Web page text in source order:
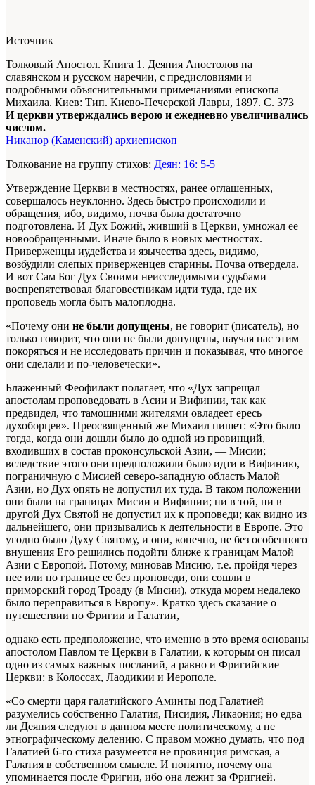
Источник
Толковый Апостол. Книга 1. Деяния Апостолов на
славянском и русском наречии, с предисловиями и
подробными объяснительными примечаниями епископа
Михаила. Киев: Тип. Киево-Печерской Лавры, 1897. С. 373
И церкви утверждались верою и ежедневно увеличивались
числом.
Никанор (Каменский) архиепископ
Толкование на группу стихов: Деян: 16: 5-5
Утверждение Церкви в местностях, ранее оглашенных,
совершалось неуклонно. Здесь быстро происходили и
обращения, ибо, видимо, почва была достаточно
подготовлена. И Дух Божий, живший в Церкви, умножал ее
новообращенными. Иначе было в новых местностях.
Приверженцы иудейства и язычества здесь, видимо,
возбудили слепых приверженцев старины. Почва отвердела.
И вот Сам Бог Дух Своими неисследимыми судьбами
воспрепятствовал благовестникам идти туда, где их
проповедь могла быть малоплодна.
«Почему они не были допущены, не говорит (писатель), но
только говорит, что они не были допущены, научая нас этим
покоряться и не исследовать причин и показывая, что многое
они сделали и по-человечески».
Блаженный Феофилакт полагает, что «Дух запрещал
апостолам проповедовать в Асии и Вифинии, так как
предвидел, что тамошними жителями овладеет ересь
духоборцев». Преосвященный же Михаил пишет: «Это было
тогда, когда они дошли было до одной из провинций,
входивших в состав проконсульской Азии, — Мисии;
вследствие этого они предположили было идти в Вифинию,
пограничную с Мисией северо-западную область Малой
Азии, но Дух опять не допустил их туда. В таком положении
они были на границах Мисии и Вифинии; ни в той, ни в
другой Дух Святой не допустил их к проповеди; как видно из
дальнейшего, они призывались к деятельности в Европе. Это
угодно было Духу Святому, и они, конечно, не без особенного
внушения Его решились подойти ближе к границам Малой
Азии с Европой. Потому, миновав Мисию, т.е. пройдя через
нее или по границе ее без проповеди, они сошли в
приморский город Троаду (в Мисии), откуда морем недалеко
было переправиться в Европу». Кратко здесь сказание о
путешествии по Фригии и Галатии,
однако есть предположение, что именно в это время основаны
апостолом Павлом те Церкви в Галатии, к которым он писал
одно из самых важных посланий, а равно и Фригийские
Церкви: в Колоссах, Лаодикии и Иерополе.
«Со смерти царя галатийского Аминты под Галатией
разумелись собственно Галатия, Писидия, Ликаония; но едва
ли Деяния следуют в данном месте политическому, а не
этнографическому делению. С правом можно думать, что под
Галатией 6-го стиха разумеется не провинция римская, а
Галатия в собственном смысле. И понятно, почему она
упоминается после Фригии, ибо она лежит за Фригией.